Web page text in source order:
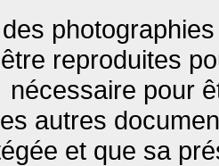
reproduites
nécessaire pour
autres
et que sa